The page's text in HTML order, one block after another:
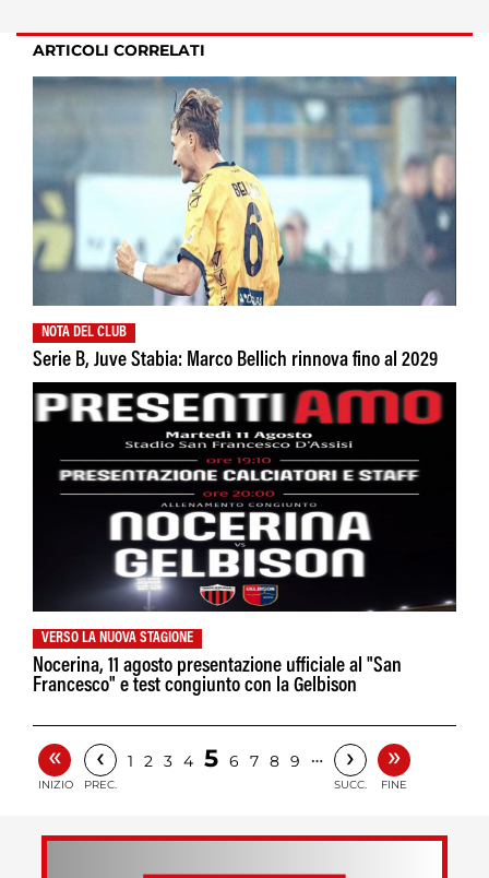
ARTICOLI CORRELATI
NOTA DEL CLUB
Serie B, Juve Stabia: Marco Bellich rinnova fino al 2029
VERSO LA NUOVA STAGIONE
Nocerina, 11 agosto presentazione ufficiale al "San
Francesco" e test congiunto con la Gelbison
«
INIZIO
‹
PREC.
1 2 3 4 5 6 7 8 9 … ›
SUCC.
»
FINE